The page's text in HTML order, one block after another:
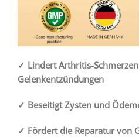
✓ Lindert Arthritis-
Gelenkentzündungen
✓ Beseitigt Zysten und
✓ Fördert die Reparatur von